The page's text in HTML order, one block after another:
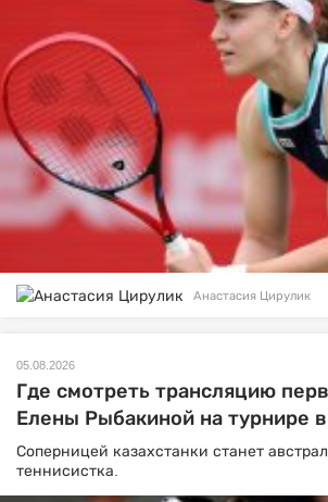
Анастасия Цирулик
05.08.2026
Где смотреть трансляцию
Елены Рыбакиной на турнире
Соперницей казахстанки станет
теннисистка.